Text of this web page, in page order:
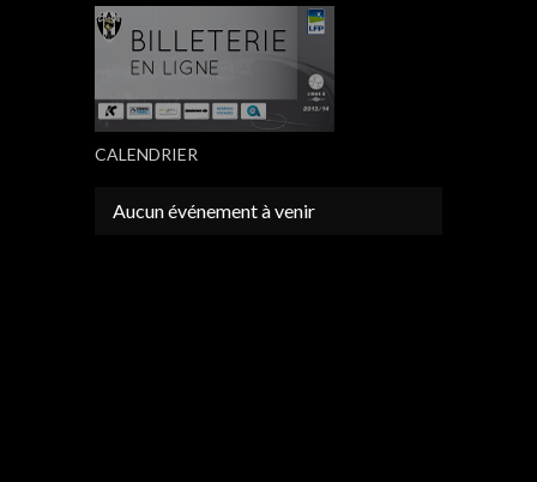
CALENDRIER
Aucun événement à venir